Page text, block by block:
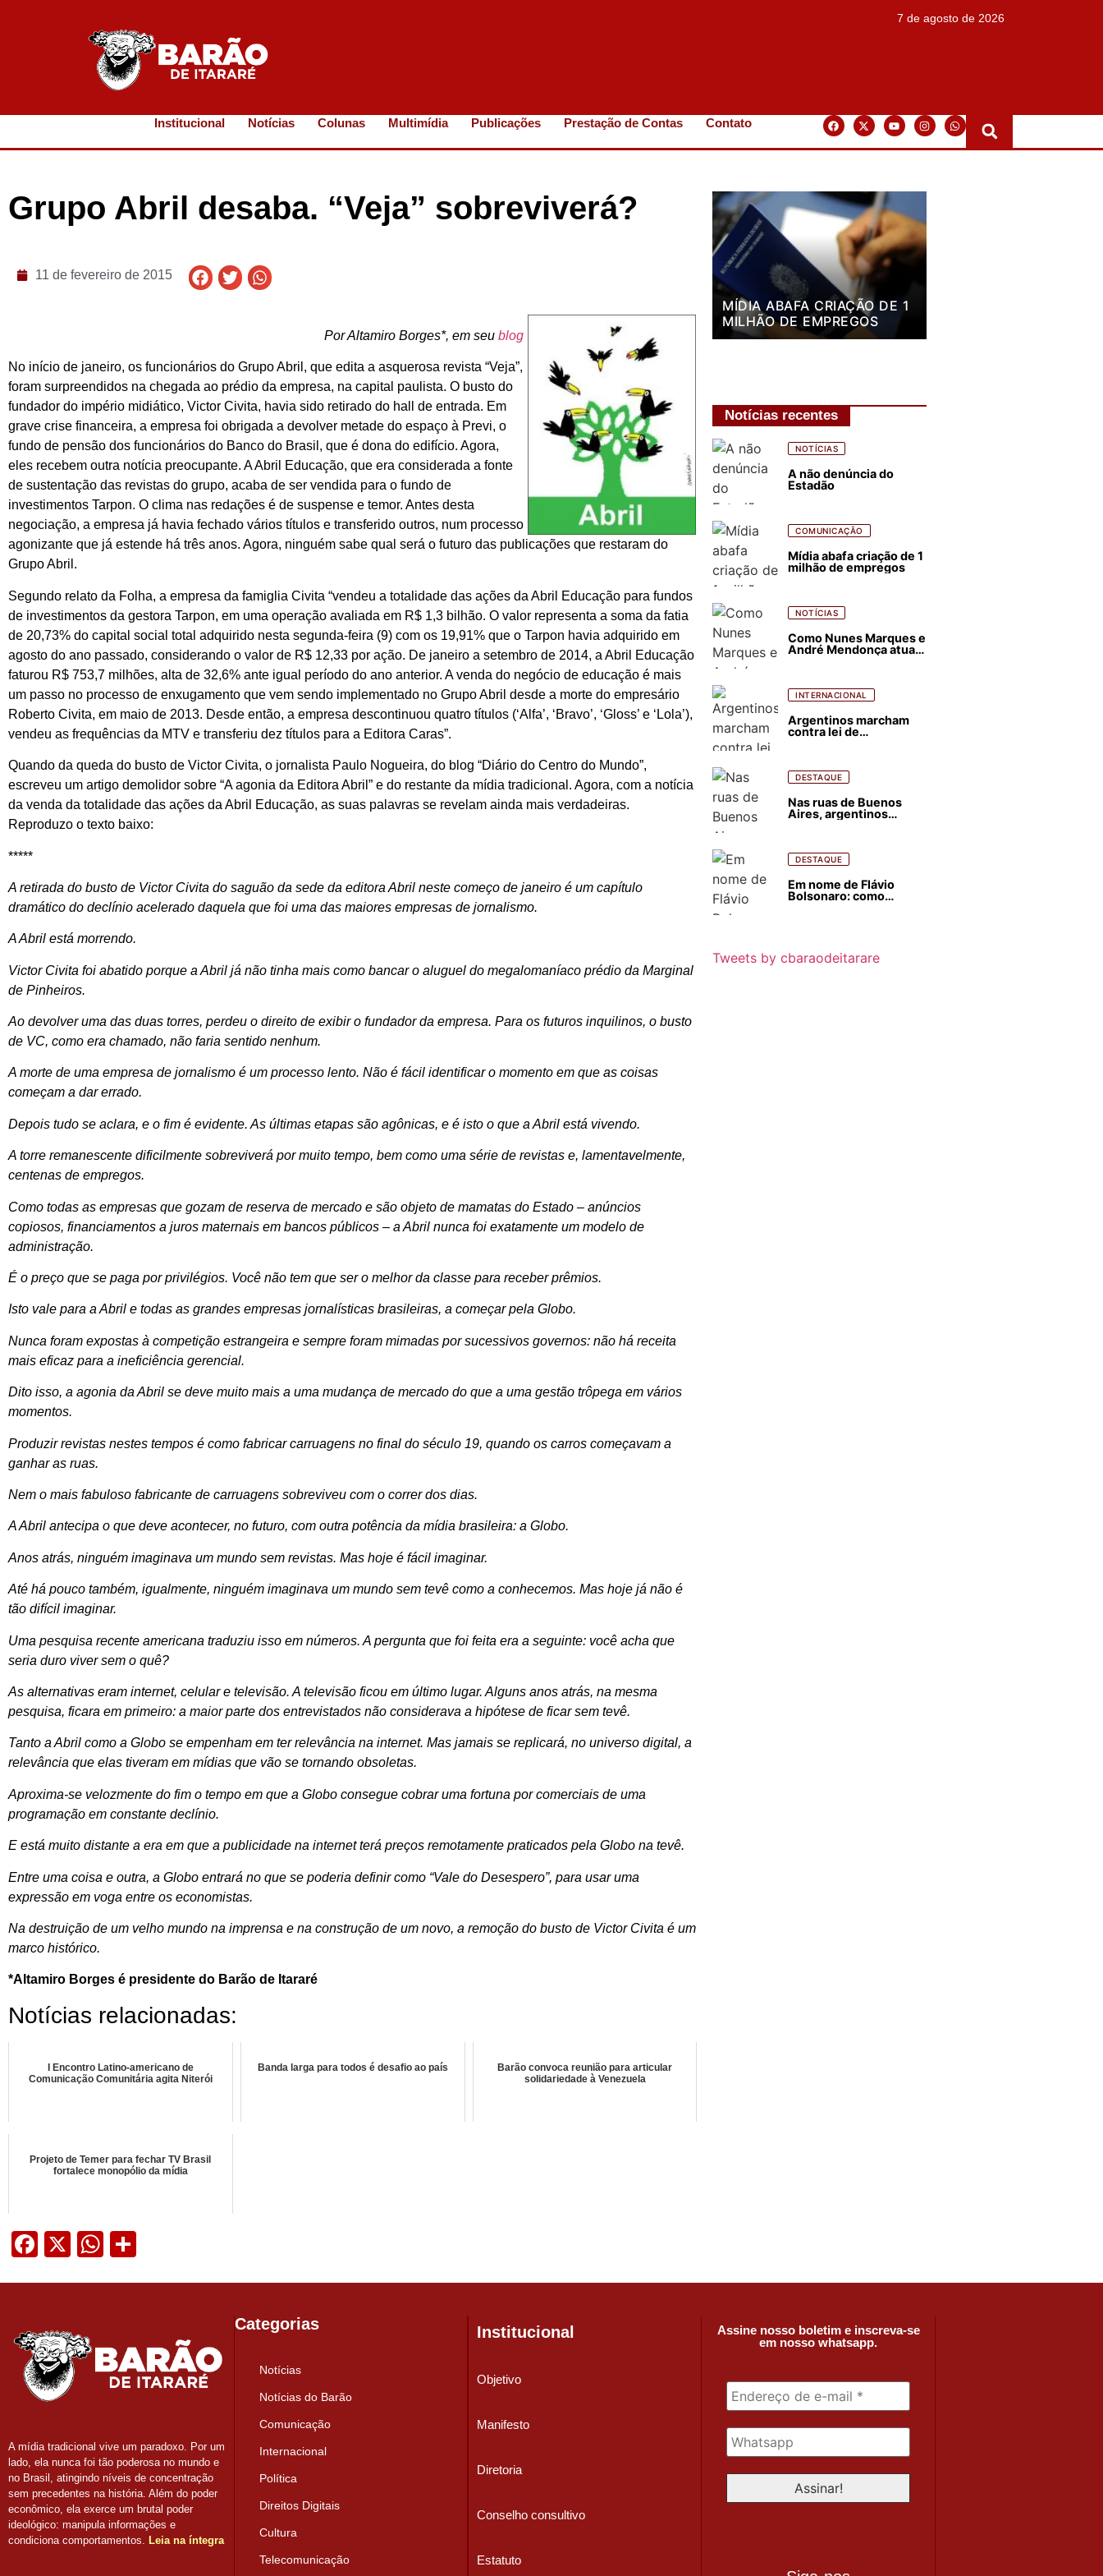
7 de agosto de 2026
Institucional Notícias Colunas Multimídia Publicações Prestação de Contas Contato
Grupo Abril desaba. “Veja” sobreviverá?
11 de fevereiro de 2015
Por Altamiro Borges*, em seublog
No início de janeiro, os funcionários do Grupo Abril, que edita a asquerosa revista “Veja”,
foram surpreendidos na chegada ao prédio da empresa, na capital paulista. O busto do
fundador do império midiático, Victor Civita, havia sido retirado do hall de entrada. Em
grave crise financeira, a empresa foi obrigada a devolver metade do espaço à Previ, o
fundo de pensão dos funcionários do Banco do Brasil, que é dona do edifício. Agora,
eles recebem outra notícia preocupante. A Abril Educação, que era considerada a fonte
de sustentação das revistas do grupo, acaba de ser vendida para o fundo de
investimentos Tarpon. O clima nas redações é de suspense e temor. Antes desta
negociação, a empresa já havia fechado vários títulos e transferido outros, num processo
agonizante que já estende há três anos. Agora, ninguém sabe qual será o futuro das publicações que restaram do
Grupo Abril.
Segundo relato da Folha, a empresa da famiglia Civita “vendeu a totalidade das ações da Abril Educação para fundos
de investimentos da gestora Tarpon, em uma operação avaliada em R$ 1,3 bilhão. O valor representa a soma da fatia
de 20,73% do capital social total adquirido nesta segunda-feira (9) com os 19,91% que o Tarpon havia adquirido em
agosto do ano passado, considerando o valor de R$ 12,33 por ação. De janeiro a setembro de 2014, a Abril Educação
faturou R$ 753,7 milhões, alta de 32,6% ante igual período do ano anterior. A venda do negócio de educação é mais
um passo no processo de enxugamento que vem sendo implementado no Grupo Abril desde a morte do empresário
Roberto Civita, em maio de 2013. Desde então, a empresa descontinuou quatro títulos (‘Alfa’, ‘Bravo’, ‘Gloss’ e ‘Lola’),
vendeu as frequências da MTV e transferiu dez títulos para a Editora Caras”.
Quando da queda do busto de Victor Civita, o jornalista Paulo Nogueira, do blog “Diário do Centro do Mundo”,
escreveu um artigo demolidor sobre “A agonia da Editora Abril” e do restante da mídia tradicional. Agora, com a notícia
da venda da totalidade das ações da Abril Educação, as suas palavras se revelam ainda mais verdadeiras.
Reproduzo o texto baixo:
*****
A retirada do busto de Victor Civita do saguão da sede da editora Abril neste começo de janeiro é um capítulo
dramático do declínio acelerado daquela que foi uma das maiores empresas de jornalismo.
A Abril está morrendo.
Victor Civita foi abatido porque a Abril já não tinha mais como bancar o aluguel do megalomaníaco prédio da Marginal
de Pinheiros.
Ao devolver uma das duas torres, perdeu o direito de exibir o fundador da empresa. Para os futuros inquilinos, o busto
de VC, como era chamado, não faria sentido nenhum.
A morte de uma empresa de jornalismo é um processo lento. Não é fácil identificar o momento em que as coisas
começam a dar errado.
Depois tudo se aclara, e o fim é evidente. As últimas etapas são agônicas, e é isto o que a Abril está vivendo.
A torre remanescente dificilmente sobreviverá por muito tempo, bem como uma série de revistas e, lamentavelmente,
centenas de empregos.
Como todas as empresas que gozam de reserva de mercado e são objeto de mamatas do Estado – anúncios
copiosos, financiamentos a juros maternais em bancos públicos – a Abril nunca foi exatamente um modelo de
administração.
É o preço que se paga por privilégios. Você não tem que ser o melhor da classe para receber prêmios.
Isto vale para a Abril e todas as grandes empresas jornalísticas brasileiras, a começar pela Globo.
Nunca foram expostas à competição estrangeira e sempre foram mimadas por sucessivos governos: não há receita
mais eficaz para a ineficiência gerencial.
Dito isso, a agonia da Abril se deve muito mais a uma mudança de mercado do que a uma gestão trôpega em vários
momentos.
Produzir revistas nestes tempos é como fabricar carruagens no final do século 19, quando os carros começavam a
ganhar as ruas.
Nem o mais fabuloso fabricante de carruagens sobreviveu com o correr dos dias.
A Abril antecipa o que deve acontecer, no futuro, com outra potência da mídia brasileira: a Globo.
Anos atrás, ninguém imaginava um mundo sem revistas. Mas hoje é fácil imaginar.
Até há pouco também, igualmente, ninguém imaginava um mundo sem tevê como a conhecemos. Mas hoje já não é
tão difícil imaginar.
Uma pesquisa recente americana traduziu isso em números. A pergunta que foi feita era a seguinte: você acha que
seria duro viver sem o quê?
As alternativas eram internet, celular e televisão. A televisão ficou em último lugar. Alguns anos atrás, na mesma
pesquisa, ficara em primeiro: a maior parte dos entrevistados não considerava a hipótese de ficar sem tevê.
Tanto a Abril como a Globo se empenham em ter relevância na internet. Mas jamais se replicará, no universo digital, a
relevância que elas tiveram em mídias que vão se tornando obsoletas.
Aproxima-se velozmente do fim o tempo em que a Globo consegue cobrar uma fortuna por comerciais de uma
programação em constante declínio.
E está muito distante a era em que a publicidade na internet terá preços remotamente praticados pela Globo na tevê.
Entre uma coisa e outra, a Globo entrará no que se poderia definir como “Vale do Desespero”, para usar uma
expressão em voga entre os economistas.
Na destruição de um velho mundo na imprensa e na construção de um novo, a remoção do busto de Victor Civita é um
marco histórico.
*Altamiro Borges é presidente do Barão de Itararé
Notícias relacionadas:
I Encontro Latino-americano de
Comunicação Comunitária agita Niterói
Banda larga para todos é desafio ao país
Barão convoca reunião para articular
solidariedade à Venezuela
Projeto de Temer para fechar TV Brasil
fortalece monopólio da mídia
Facebook
X WhatsApp
MÍDIA ABAFA CRIAÇÃO DE 1
MILHÃO DE EMPREGOS
Notícias recentes
NOTÍCIAS
A não denúncia do
Estadão
COMUNICAÇÃO
Mídia abafa criação de 1
milhão de empregos
NOTÍCIAS
Como Nunes Marques e
André Mendonça atuam
INTERNACIONAL
Argentinos marcham
contra lei de
florestais
DESTAQUE
Nas ruas de Buenos
Aires, argentinos
DESTAQUE
Em nome de Flávio
Bolsonaro: como
Tweets by cbaraodeitarare
A mídia tradicional vive um paradoxo. Por um
lado, ela nunca foi tão poderosa no mundo e
no Brasil, atingindo níveis de concentração
sem precedentes na história. Além do poder
econômico, ela exerce um brutal poder
ideológico: manipula informações e
condiciona comportamentos. Leia na íntegra
Categorias
Notícias
Notícias do Barão
Comunicação
Internacional
Política
Direitos Digitais
Cultura
Telecomunicação
Institucional
Objetivo
Manifesto
Diretoria
Conselho consultivo
Estatuto
Assine nosso boletim e inscreva-se
em nosso whatsapp.